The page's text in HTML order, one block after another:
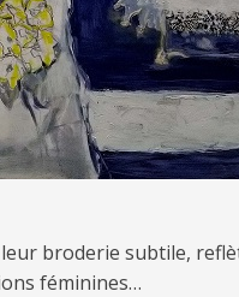
broderie subtile,
féminines…